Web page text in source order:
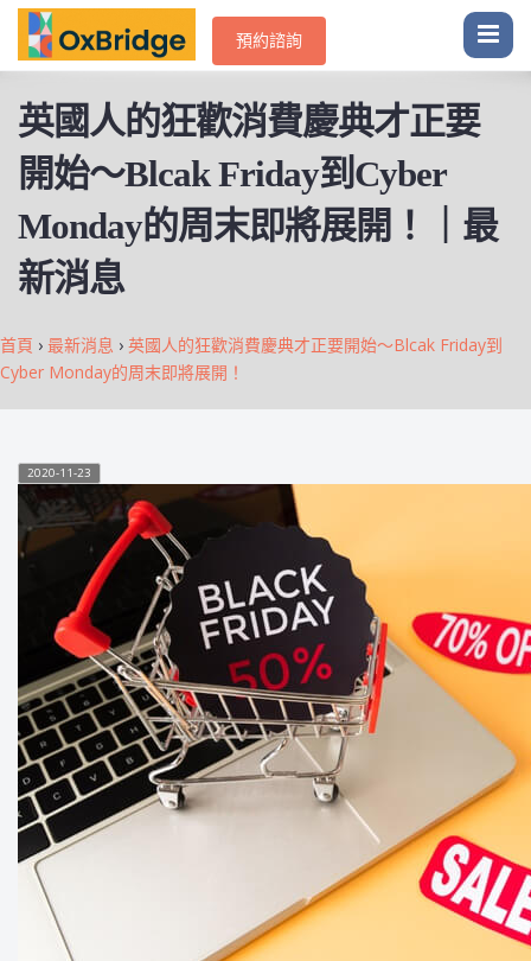
預約諮詢
英國人的狂歡消費慶典才正要
開始～Blcak Friday到Cyber
Monday的周末即將展開！｜最
新消息
首頁 › 最新消息 › 英國人的狂歡消費慶典才正要開始～Blcak Friday到
Cyber Monday的周末即將展開！
2020-11-23